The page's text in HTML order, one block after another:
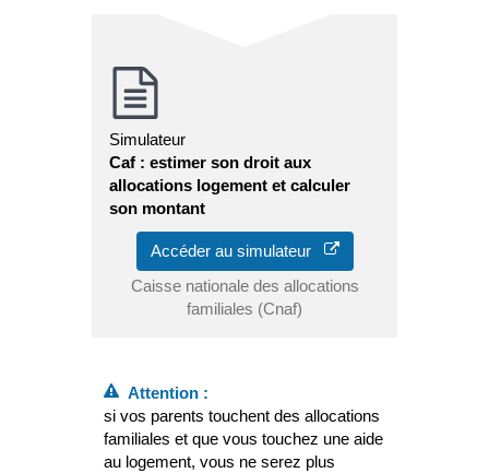
Simulateur
Caf : estimer son droit aux
allocations logement et calculer
son montant
Accéder au simulateur
Caisse nationale des allocations
familiales (Cnaf)
Attention :
si vos parents touchent des allocations
familiales et que vous touchez une aide
au logement, vous ne serez plus